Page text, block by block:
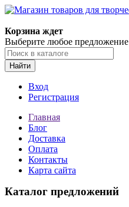
Корзина ждет
Выберите любое предложение
Найти
Вход
Регистрация
Главная
Блог
Доставка
Оплата
Контакты
Карта сайта
Каталог предложений